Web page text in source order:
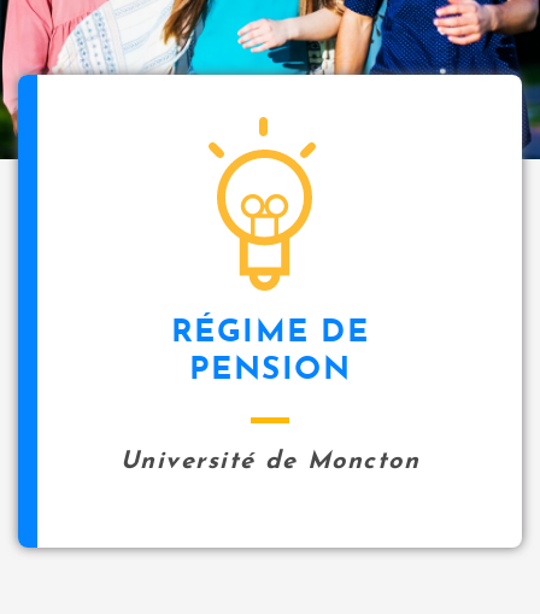
RÉGIME DE
PENSION
Université de Moncton